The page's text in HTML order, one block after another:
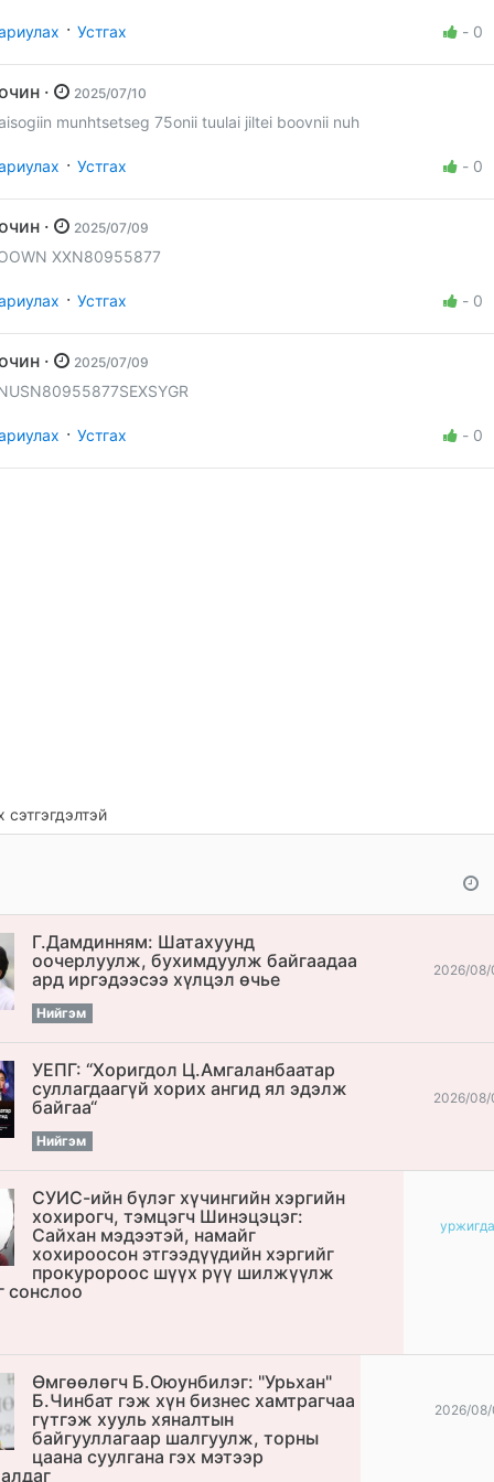
· Устгах - 0
Зочин · 2025/07/10
munhtsetseg 75onii tuulai jiltei boovnii nuh
· Устгах - 0
Зочин · 2025/07/09
XXN80955877
· Устгах - 0
Зочин · 2025/07/09
· Устгах - 0
Г.Дамдинням: Шатахуунд
оочерлуулж, бухимдуулж байгаадаа
ард иргэдээсээ хүлцэл өчье
Нийгэм
2026/08/
УЕПГ: “Хоригдол Ц.Амгаланбаатар
cуллагдаагүй хорих ангид ял эдэлж
байгаа“
Нийгэм
2026/08/
СУИС-ийн бүлэг хүчингийн хэргийн
хохирогч, тэмцэгч Шинэцэцэг:
Сайхан мэдээтэй, намайг
хохироосон этгээдүүдийн хэргийг
прокуророос шүүх рүү шилжүүлж
сонслоо
Өмгөөлөгч Б.Оюунбилэг: "Урьхан"
Б.Чинбат гэж хүн бизнес хамтрагчаа
гүтгэж хууль хяналтын
байгууллагаар шалгуулж, торны
цаана суулгана гэх мэтээр
2026/